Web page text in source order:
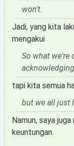
won't.
Jadi, yang kita
mengakui
So what we're
acknowledging
tapi kita semua
but we all just
Namun, saya
keuntungan.